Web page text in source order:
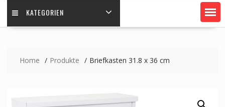
KATEGORIEN
Home Produkte Briefkasten 31.8 x 36 cm